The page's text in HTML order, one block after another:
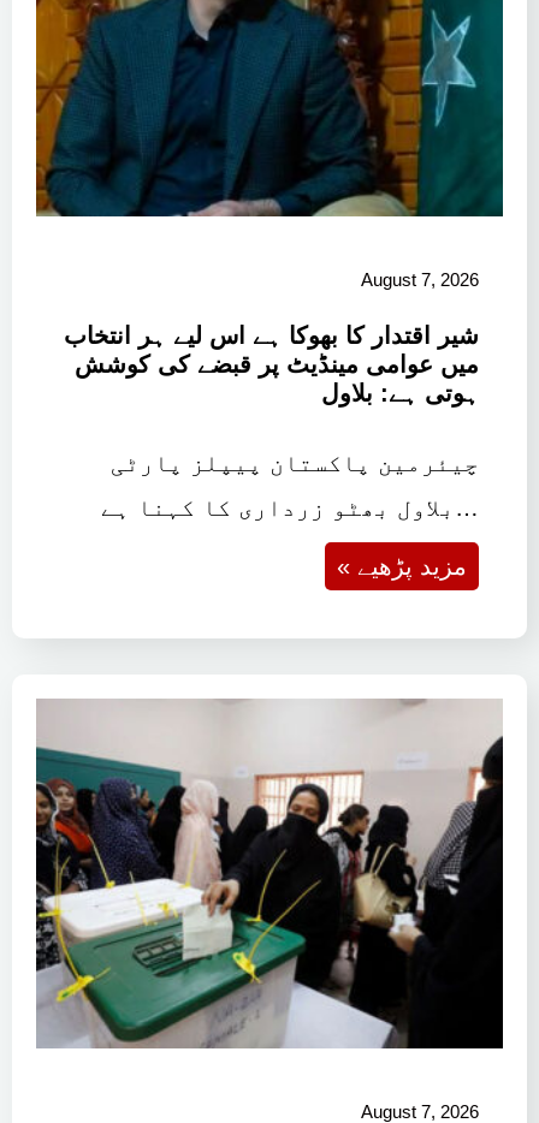
August 7, 2026
شیر اقتدار کا بھوکا ہے اس لیے ہر انتخاب
میں عوامی مینڈیٹ پر قبضے کی کوشش
ہوتی ہے: بلاول
چیئرمین پاکستان پیپلز پارٹی
بلاول بھٹو زرداری کا کہنا ہے…
« مزید پڑھیے
August 7, 2026